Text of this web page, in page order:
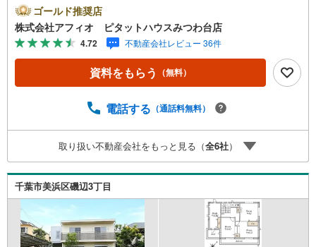
24年築、耐久性の高いRC造の2階建て■広々リビング19帖
超■食洗機付きでお片付けもスムーズ■家事のしやすい水回
り■全室収納付きでお部屋が広く使えます■陽当たりのいい
バルコニー■広いお庭でガーデニングやプールもできますお
客様の笑顔のために。千葉県の不動産のことなら株式会社
アフィオにお任せください。お客様の一生の宝物になるお
致します。ご見学やご相談には迅速にご対応致します。お
ゴールド推奨店
株式会社アフィオ ピタットハウスみつわ台店
4.72 不動産会社レビュー 36件
資料をもらう （無料）
電話する （通話料無料）
取り扱い不動産会社をもっと見る（全6社）
千葉市美浜区磯辺3丁目